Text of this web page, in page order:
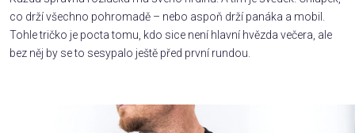
/
Láska
co drží všechno pohromadě – nebo aspoň drží panáka a mobil.
Tohle tričko je pocta tomu, kdo sice není hlavní hvězda večera, ale
bez něj by se to sesypalo ještě před první rundou.